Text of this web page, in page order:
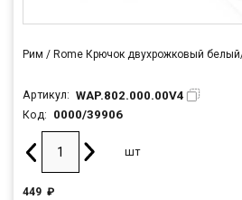
Рим / Rome Крючок двухрожковый
Артикул: WAP.802.000.00V4
Код: 0000/39906
шт
449 ₽